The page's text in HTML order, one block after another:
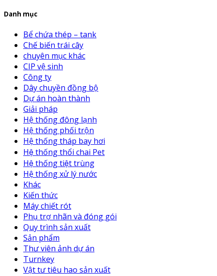
Danh mục
Bể chứa thép – tank
Chế biến trái cây
chuyên mục khác
CIP vệ sinh
Công ty
Dây chuyền đồng bộ
Dự án hoàn thành
Giải pháp
Hệ thống đông lạnh
Hệ thống phối trộn
Hệ thống tháp bay hơi
Hệ thống thổi chai Pet
Hệ thống tiệt trùng
Hệ thống xử lý nước
Khác
Kiến thức
Máy chiết rót
Phụ trợ nhãn và đóng gói
Quy trình sản xuất
Sản phẩm
Thư viên ảnh dự án
Turnkey
Vật tư tiêu hao sản xuất